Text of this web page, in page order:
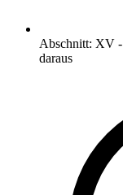
Abschnitt: XV -
daraus